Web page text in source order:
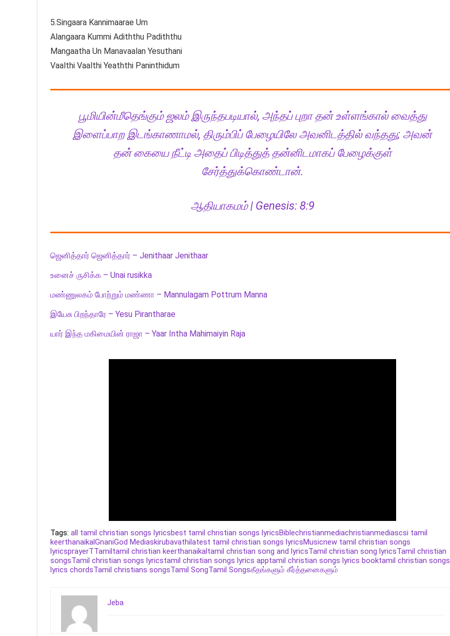
5.Singaara Kannimaarae Um
Alangaara Kummi Adiththu Padiththu
Mangaatha Un Manavaalan Yesuthani
Vaalthi Vaalthi Yeaththi Paninthidum
பூமியின்மீதெங்கும் ஜலம் இருந்தபடியால், அந்தப் புறா தன் உள்ளங்கால் வைத்து
இளைப்பாற இடங்காணாமல், திரும்பிப் பேழையிலே அவனிடத்தில் வந்தது; அவன்
தன் கையை நீட்டி அதைப் பிடித்துத் தன்னிடமாகப் பேழைக்குள்
சேர்த்துக்கொண்டான்.
ஆதியாகமம் | Genesis: 8:9
ஜெனித்தார் ஜெனித்தார் – Jenithaar Jenithaar
உனைச் ருசிக்க – Unai rusikka
மண்ணுலகம் போற்றும் மண்ணா – Mannulagam Pottrum Manna
இயேசு பிறந்தாரே – Yesu Pirantharae
யார் இந்த மகிமையின் ராஜா – Yaar Intha Mahimaiyin Raja
Tags: all tamil christian songs lyricsbest tamil christian songs lyricsBiblechristianmediachristianmediascsi tamil
keerthanaikalGnaniGod Mediaskirubavathilatest tamil christian songs lyricsMusicnew tamil christian songs
lyricsprayerTTamiltamil christian keerthanaikaltamil christian song and lyricsTamil christian song lyricsTamil christian
songsTamil christian songs lyricstamil christian songs lyrics apptamil christian songs lyrics booktamil christian songs
lyrics chordsTamil christians songsTamil SongTamil Songsகீதங்களும் கீர்த்தனைகளும்
Jeba